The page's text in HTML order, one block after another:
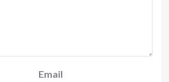
Email